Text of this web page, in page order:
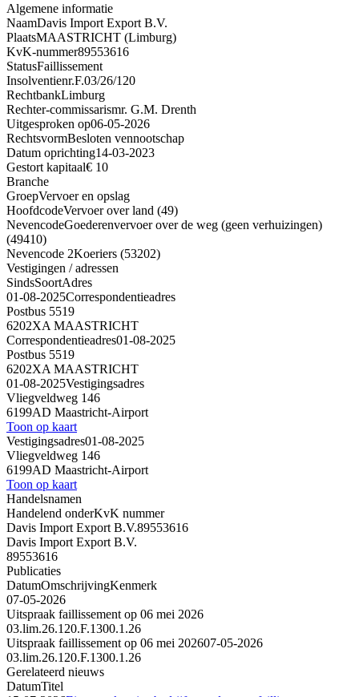
Algemene informatie
NaamDavis Import Export B.V.
PlaatsMAASTRICHT (Limburg)
KvK-nummer89553616
StatusFaillissement
Insolventienr.F.03/26/120
RechtbankLimburg
Rechter-commissarismr. G.M. Drenth
Uitgesproken op06-05-2026
RechtsvormBesloten vennootschap
Datum oprichting14-03-2023
Gestort kapitaal€ 10
Branche
GroepVervoer en opslag
HoofdcodeVervoer over land (49)
NevencodeGoederenvervoer over de weg (geen verhuizingen)
(49410)
Nevencode 2Koeriers (53202)
Vestigingen / adressen
SindsSoortAdres
01-08-2025Correspondentieadres
Postbus 5519
6202XA MAASTRICHT
Correspondentieadres01-08-2025
Postbus 5519
6202XA MAASTRICHT
01-08-2025Vestigingsadres
Vliegveldweg 146
6199AD Maastricht-Airport
Toon op kaart
Vestigingsadres01-08-2025
Vliegveldweg 146
6199AD Maastricht-Airport
Toon op kaart
Handelsnamen
Handelend onderKvK nummer
Davis Import Export B.V.89553616
Davis Import Export B.V.
89553616
Publicaties
DatumOmschrijvingKenmerk
07-05-2026
Uitspraak faillissement op 06 mei 2026
03.lim.26.120.F.1300.1.26
Uitspraak faillissement op 06 mei 202607-05-2026
03.lim.26.120.F.1300.1.26
Gerelateerd nieuws
DatumTitel